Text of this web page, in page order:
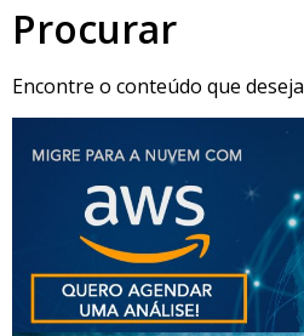
Procurar
Encontre o conteúdo que deseja